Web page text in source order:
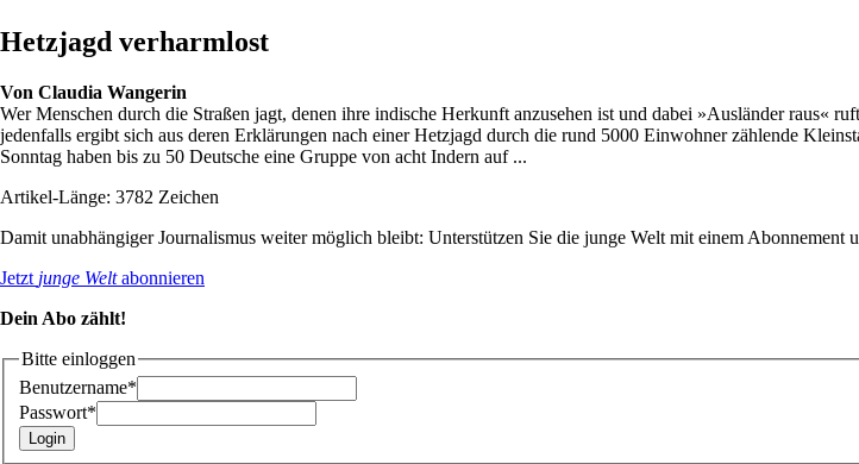
Hetzjagd verharmlost
Von Claudia Wangerin
Wer Menschen durch die Stra­ßen jagt, denen ihre indische Herkunft anzusehen ist und dabei »Ausländer raus«
jedenfalls ergibt sich aus deren Erklärungen nach einer Hetzjagd durch die rund 5000 Einwohner zählende
Sonntag haben bis zu 50 Deutsche eine Gruppe von acht Indern auf ...
Artikel-Länge: 3782 Zeichen
Damit unabhängiger Journalismus weiter möglich bleibt: Unterstützen Sie die junge Welt mit einem
Jetzt junge Weltabonnieren
Dein Abo zählt!
Bitte einloggen
Benutzername*
Passwort*